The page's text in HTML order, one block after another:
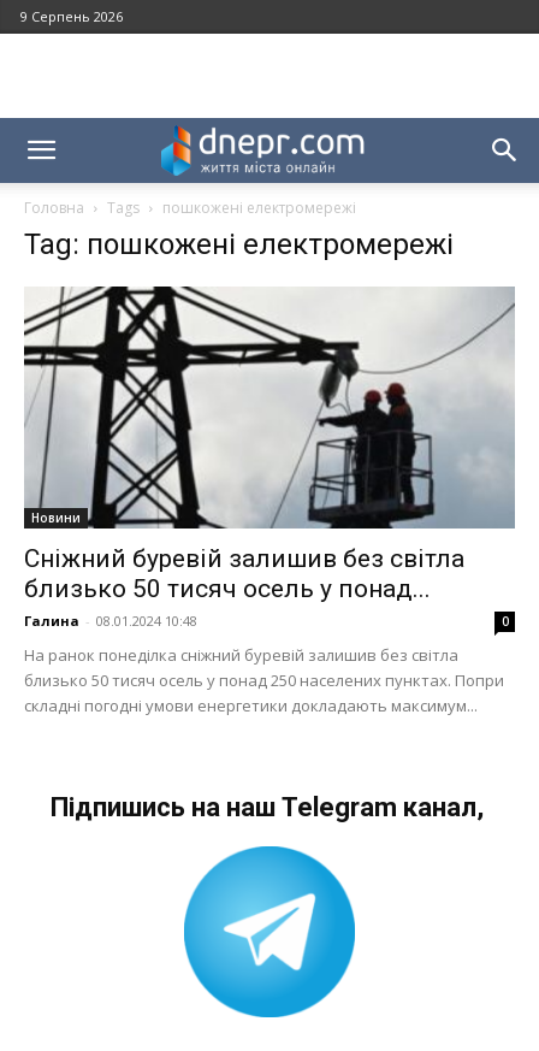
9 Серпень 2026
Головна Tags пошкожені електромережі
Tag: пошкожені електромережі
Новини
Сніжний буревій залишив без світла
близько 50 тисяч осель у понад...
Галина - 08.01.2024 10:48 0
На ранок понеділка сніжний буревій залишив без світла
близько 50 тисяч осель у понад 250 населених пунктах. Попри
складні погодні умови енергетики докладають максимум...
Підпишись на наш Telegram канал,